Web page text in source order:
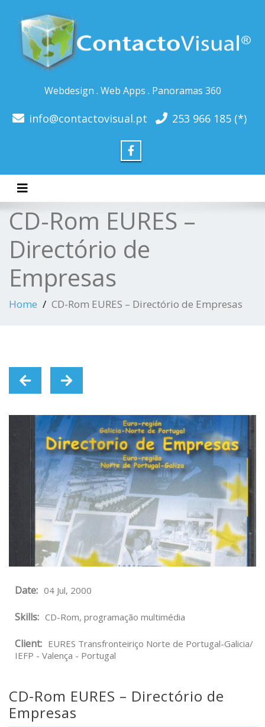
Webdesign . Web Apps . Panoramas 360
info@contactovisual.pt 253 966 185 (*)
Toggle navigation
CD-Rom EURES –
Directório de
Empresas
Home CD-Rom EURES – Directório de Empresas
Date: 04 Jul, 2000
Skills: CD-Rom, programação multimédia
Client: EURES Transfronteiriço Norte de Portugal-Galicia/
IEFP - Valença - Portugal
CD-Rom EURES – Directório de
Empresas